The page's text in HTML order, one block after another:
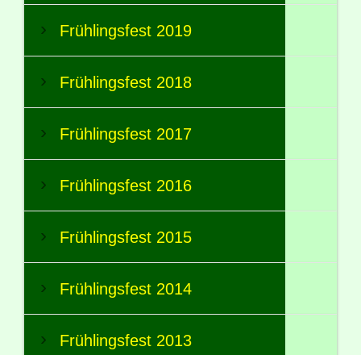
Frühlingsfest 2019
Frühlingsfest 2018
Frühlingsfest 2017
Frühlingsfest 2016
Frühlingsfest 2015
Frühlingsfest 2014
Frühlingsfest 2013